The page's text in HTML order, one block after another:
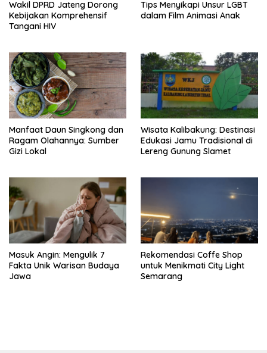
o
n
Wakil DPRD Jateng Dorong
Kebijakan Komprehensif
Tangani HIV
Tips Menyikapi Unsur LGBT
dalam Film Animasi Anak
Manfaat Daun Singkong dan
Ragam Olahannya: Sumber
Gizi Lokal
Wisata Kalibakung: Destinasi
Edukasi Jamu Tradisional di
Lereng Gunung Slamet
Masuk Angin: Mengulik 7
Fakta Unik Warisan Budaya
Jawa
Rekomendasi Coffe Shop
untuk Menikmati City Light
Semarang